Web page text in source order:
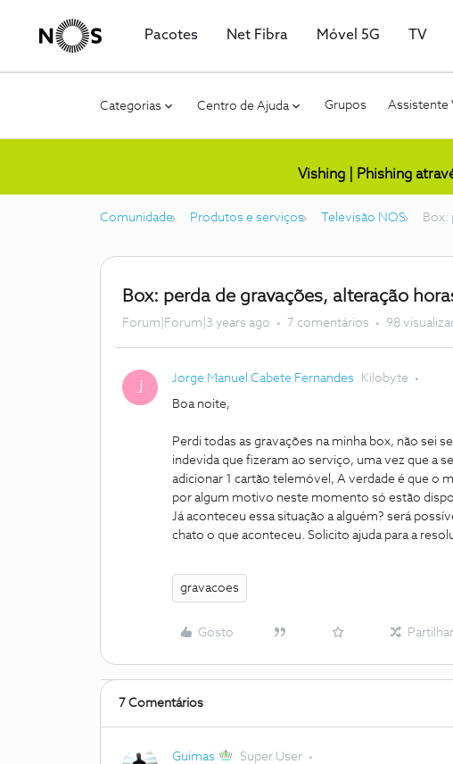
Pacotes Net Fibra Móvel 5G TV
Categorias Centro de Ajuda Grupos Assistente
Vishing | Phishing
Comunidade Produtos e serviços Televisão NOS Box:
Box: perda de gravações, alteração
Forum|Forum|3 years ago 7 comentários 98
J Jorge Manuel Cabete Fernandes Kilobyte
Boa noite,
Perdi todas as gravações na minha box, não sei
indevida que fizeram ao serviço, uma vez que a
adicionar 1 cartão telemóvel, A verdade é que o
por algum motivo neste momento só estão
Já aconteceu essa situação a alguém? será
chato o que aconteceu. Solicito ajuda para a
gravacoes
Gosto Partilhar
7 Comentários
Guimas Super User